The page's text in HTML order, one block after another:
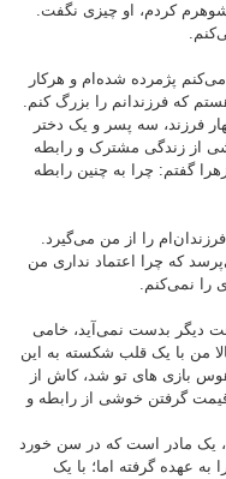
کردم، او چیزی نگفت.
پژمرده شده‌ام و هرکار
که فرزندانم را بزرگ کنم.
فرزند، سه پسر و یک دختر
از زندگی مشترک و رابطه
گفتم: چرا به چنین رابطه
را از من می‌گیرد.
که چرا اعتماد نداری من
را نمی‌کنم.
دیگر بدست نمی‌آید، خامی
من با یک قلب شکسته به این
بازی های تو شد، کاش از
گرفتن خوشی از رابطه و
یک مادر است که در سن خورد
گرفته اما‌؛ با یک